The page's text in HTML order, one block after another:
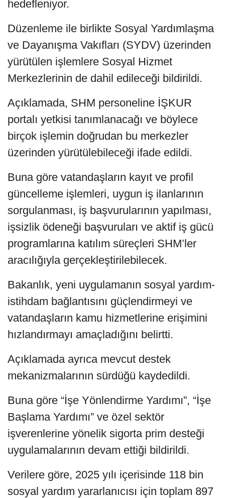
hedefleniyor.
Düzenleme ile birlikte Sosyal Yardımlaşma
ve Dayanışma Vakıfları (SYDV) üzerinden
yürütülen işlemlere Sosyal Hizmet
Merkezlerinin de dahil edileceği bildirildi.
Açıklamada, SHM personeline İŞKUR
portalı yetkisi tanımlanacağı ve böylece
birçok işlemin doğrudan bu merkezler
üzerinden yürütülebileceği ifade edildi.
Buna göre vatandaşların kayıt ve profil
güncelleme işlemleri, uygun iş ilanlarının
sorgulanması, iş başvurularının yapılması,
işsizlik ödeneği başvuruları ve aktif iş gücü
programlarına katılım süreçleri SHM’ler
aracılığıyla gerçekleştirilebilecek.
Bakanlık, yeni uygulamanın sosyal yardım-
istihdam bağlantısını güçlendirmeyi ve
vatandaşların kamu hizmetlerine erişimini
hızlandırmayı amaçladığını belirtti.
Açıklamada ayrıca mevcut destek
mekanizmalarının sürdüğü kaydedildi.
Buna göre “İşe Yönlendirme Yardımı”, “İşe
Başlama Yardımı” ve özel sektör
işverenlerine yönelik sigorta prim desteği
uygulamalarının devam ettiği bildirildi.
Verilere göre, 2025 yılı içerisinde 118 bin
sosyal yardım yararlanıcısı için toplam 897